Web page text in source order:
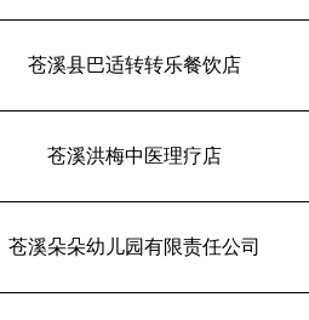
苍溪县巴适转转乐餐饮店
苍溪洪梅中医理疗店
苍溪朵朵幼儿园有限责任公司